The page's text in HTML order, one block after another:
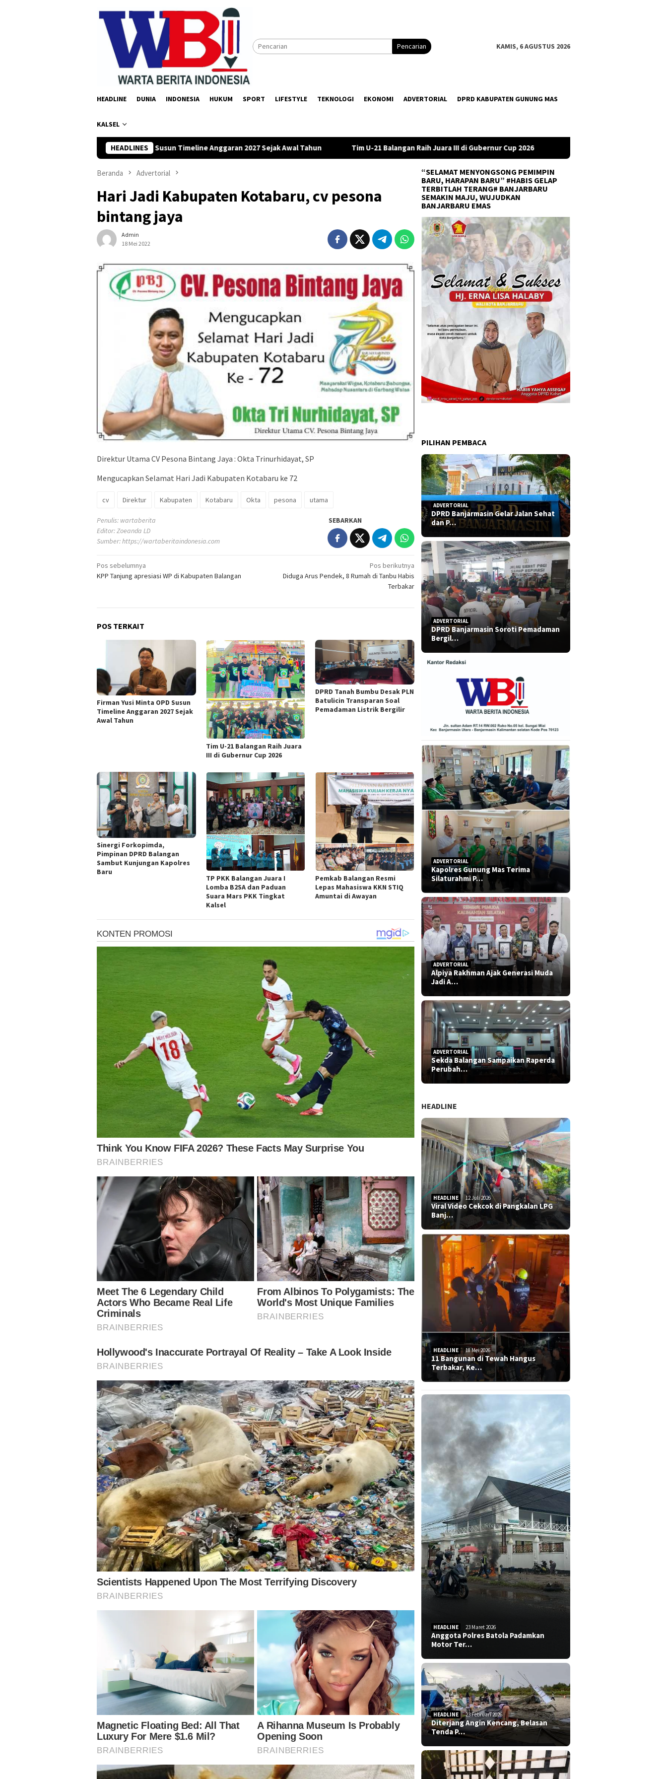
Pencarian KAMIS, 6 AGUSTUS 2026
HEADLINE DUNIA INDONESIA HUKUM SPORT LIFESTYLE TEKNOLOGI EKONOMI ADVERTORIAL DPRD KABUPATEN GUNUNG MAS
KALSEL
HEADLINES
Minta OPD Susun Timeline Anggaran 2027 Sejak Awal Tahun Tim U-21 Balangan Raih Juara III di Gubernur Cup 2026 DPRD Tanah Bumbu Desak PLN Batulicin Transparan Soal
Beranda Advertorial
Hari Jadi Kabupaten Kotabaru, cv pesona
bintang jaya
Admin
18 Mei 2022
Direktur Utama CV Pesona Bintang Jaya : Okta Trinurhidayat, SP
Mengucapkan Selamat Hari Jadi Kabupaten Kotabaru ke 72
cv Direktur Kabupaten Kotabaru Okta pesona utama
Penulis: wartaberita
Editor: Zoeanda LD
Sumber:https://wartaberitaindonesia.com
SEBARKAN
Navigasi
pos
Pos sebelumnya
KPP Tanjung apresiasi WP di Kabupaten Balangan
Pos berikutnya
Diduga Arus Pendek, 8 Rumah di Tanbu Habis
Terbakar
POS TERKAIT
Firman Yusi Minta OPD Susun
Timeline Anggaran 2027 Sejak
Awal Tahun
Tim U-21 Balangan Raih Juara
III di Gubernur Cup 2026
DPRD Tanah Bumbu Desak PLN
Batulicin Transparan Soal
Pemadaman Listrik Bergilir
Sinergi Forkopimda,
Pimpinan DPRD Balangan
Sambut Kunjungan Kapolres
Baru
TP PKK Balangan Juara I
Lomba B2SA dan Paduan
Suara Mars PKK Tingkat
Kalsel
Pemkab Balangan Resmi
Lepas Mahasiswa KKN STIQ
Amuntai di Awayan
“SELAMAT MENYONGSONG PEMIMPIN
BARU, HARAPAN BARU” #HABIS GELAP
TERBITLAH TERANG# BANJARBARU
SEMAKIN MAJU, WUJUDKAN
BANJARBARU EMAS
PILIHAN PEMBACA
ADVERTORIAL
DPRD Banjarmasin Gelar Jalan Sehat
dan P…
ADVERTORIAL
DPRD Banjarmasin Soroti Pemadaman
Bergil…
ADVERTORIAL
Kapolres Gunung Mas Terima
Silaturahmi P…
ADVERTORIAL
Alpiya Rakhman Ajak Generasi Muda
Jadi A…
ADVERTORIAL
Sekda Balangan Sampaikan Raperda
Perubah…
HEADLINE
HEADLINE 12 Juli 2026
Viral Video Cekcok di Pangkalan LPG
Banj…
HEADLINE 18 Mei 2026
11 Bangunan di Tewah Hangus
Terbakar, Ke…
HEADLINE 23 Maret 2026
Anggota Polres Batola Padamkan
Motor Ter…
HEADLINE 23 Februari 2026
Diterjang Angin Kencang, Belasan
Tenda P…